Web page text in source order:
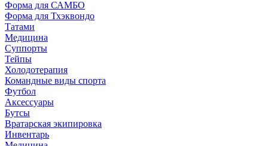
Форма для САМБО
Форма для Тхэквондо
Татами
Медицина
Суппорты
Тейпы
Холодотерапия
Командные виды спорта
Футбол
Аксессуары
Бутсы
Вратарская экипировка
Инвентарь